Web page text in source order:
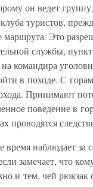
он ведет
туристов,
маршрута. Это
службы,
на командира
в походе. С
Принимают
поведение в
проводятся
время наблюдает за
замечает, что
и тем, чей рюкзак